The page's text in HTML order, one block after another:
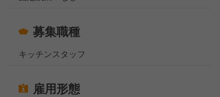
募集職種
キッチンスタッフ
雇用形態